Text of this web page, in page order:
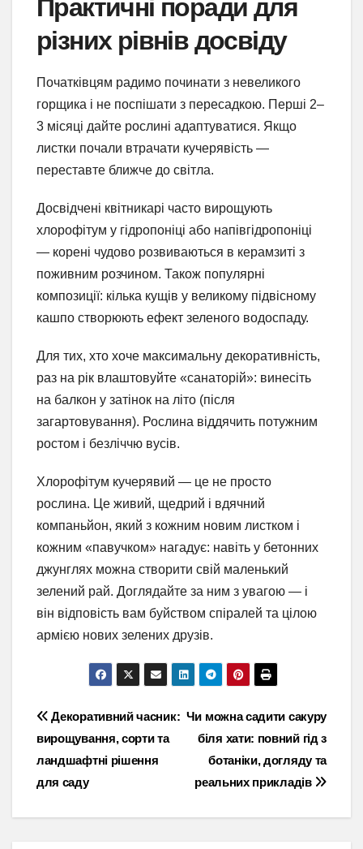
Практичні поради для
різних рівнів досвіду
Початківцям радимо починати з невеликого
горщика і не поспішати з пересадкою. Перші 2–
3 місяці дайте рослині адаптуватися. Якщо
листки почали втрачати кучерявість —
переставте ближче до світла.
Досвідчені квітникарі часто вирощують
хлорофітум у гідропоніці або напівгідропоніці
— корені чудово розвиваються в керамзиті з
поживним розчином. Також популярні
композиції: кілька кущів у великому підвісному
кашпо створюють ефект зеленого водоспаду.
Для тих, хто хоче максимальну декоративність,
раз на рік влаштовуйте «санаторій»: винесіть
на балкон у затінок на літо (після
загартовування). Рослина віддячить потужним
ростом і безліччю вусів.
Хлорофітум кучерявий — це не просто
рослина. Це живий, щедрий і вдячний
компаньйон, який з кожним новим листком і
кожним «павучком» нагадує: навіть у бетонних
джунглях можна створити свій маленький
зелений рай. Доглядайте за ним з увагою — і
він відповість вам буйством спіралей та цілою
армією нових зелених друзів.
Навігація
записів
Чи можна садити сакуру
біля хати: повний гід з
ботаніки, догляду та
реальних прикладів
Декоративний часник:
вирощування, сорти та
ландшафтні рішення
для саду